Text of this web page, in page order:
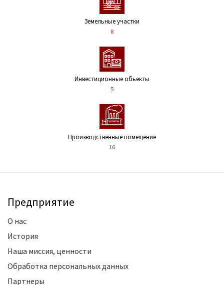
Земельные участки
8
Инвестиционные обьекты
5
Производственные помещение
16
Предприятие
О нас
История
Наша миссия, ценности
Обработка персональных данных
Партнеры